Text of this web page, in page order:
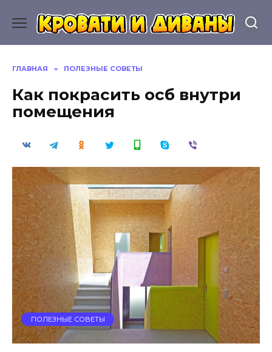
содержанию
ГЛАВНАЯ » ПОЛЕЗНЫЕ СОВЕТЫ
Как покрасить осб внутри
помещения
ПОЛЕЗНЫЕ СОВЕТЫ